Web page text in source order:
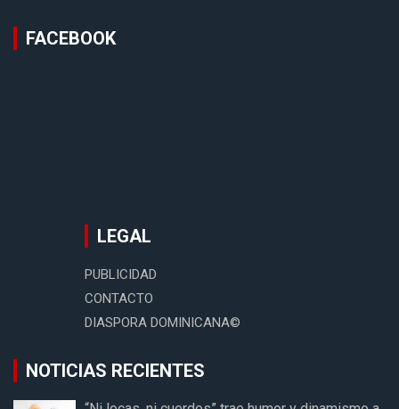
FACEBOOK
LEGAL
PUBLICIDAD
CONTACTO
DIASPORA DOMINICANA©
NOTICIAS RECIENTES